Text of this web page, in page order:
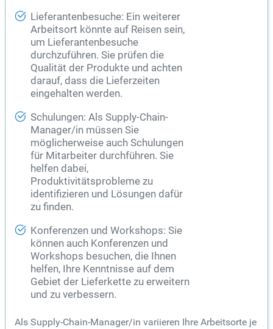
Lieferantenbesuche: Ein weiterer
Arbeitsort könnte auf Reisen sein,
um Lieferantenbesuche
durchzuführen. Sie prüfen die
Qualität der Produkte und achten
darauf, dass die Lieferzeiten
eingehalten werden.
Schulungen: Als Supply-Chain-
Manager/in müssen Sie
möglicherweise auch Schulungen
für Mitarbeiter durchführen. Sie
helfen dabei,
Produktivitätsprobleme zu
identifizieren und Lösungen dafür
zu finden.
Konferenzen und Workshops: Sie
können auch Konferenzen und
Workshops besuchen, die Ihnen
helfen, Ihre Kenntnisse auf dem
Gebiet der Lieferkette zu erweitern
und zu verbessern.
Als Supply-Chain-Manager/in variieren Ihre Arbeitsorte je